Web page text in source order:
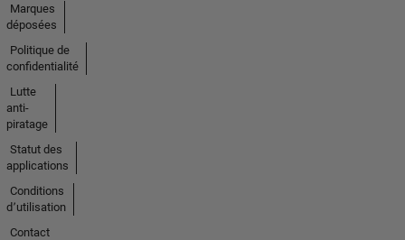
Marques
déposées
Politique de
confidentialité
Lutte
anti-
piratage
Statut des
applications
Conditions
d՚utilisation
Contact